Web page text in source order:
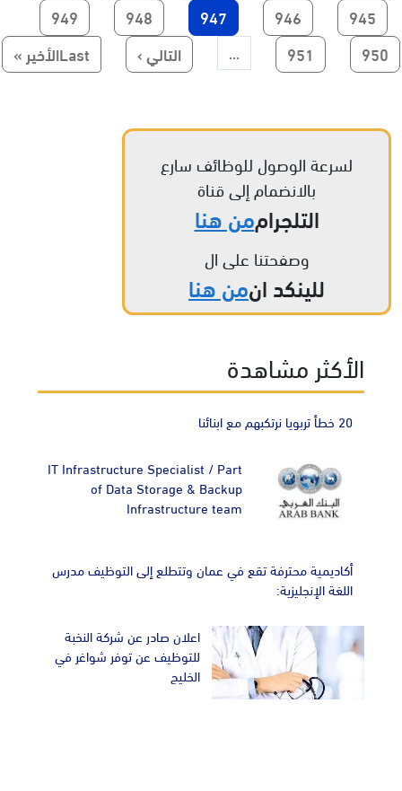
Pagination
الصفحة
945 الصفحة
946
Current page
947 الصفحة
948 الصفحة
949
الصفحة
950 الصفحة
951
… الصفحة التالية
التالي › Last page
Lastالأخير »
لسرعة الوصول للوظائف سارع
بالانضمام إلى قناة
التلجراممن هنا
وصفحتنا على ال
للينكد انمن هنا
الأكثر مشاهدة
20 خطأ تربويا نرتكبهم مع ابنائنا
IT Infrastructure Specialist / Part
of Data Storage & Backup
Infrastructure team
أكاديمية محترفة تقع في عمان وتتطلع إلى التوظيف مدرس
اللغة الإنجليزية:
اعلان صادر عن شركة النخبة
للتوظيف عن توفر شواغر في
الخليج